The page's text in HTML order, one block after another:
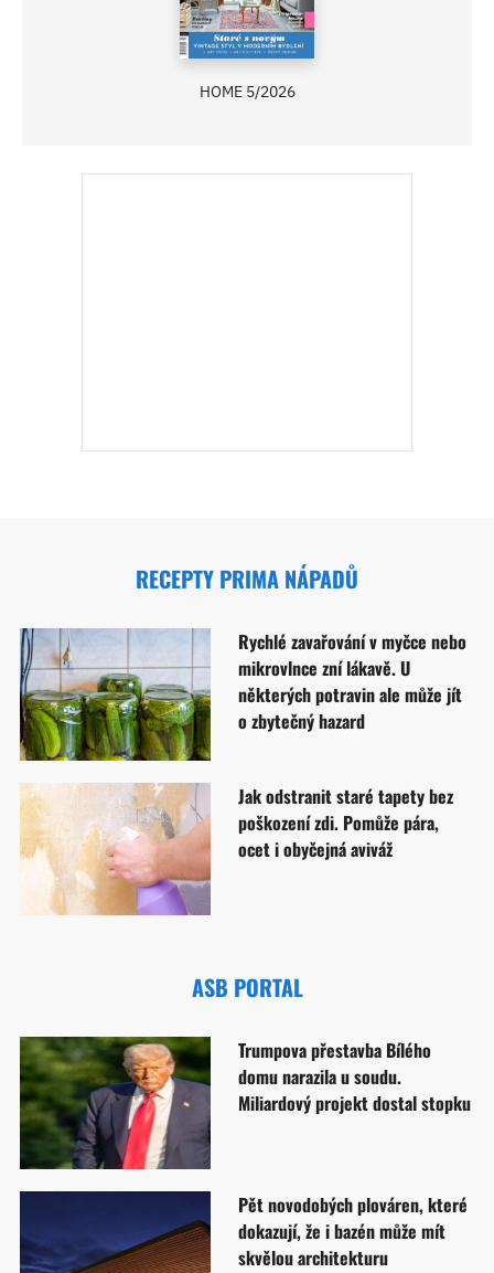
HOME 5/2026
RECEPTY PRIMA NÁPADŮ
Rychlé zavařování v myčce nebo
mikrovlnce zní lákavě. U
některých potravin ale může jít
o zbytečný hazard
Jak odstranit staré tapety bez
poškození zdi. Pomůže pára,
ocet i obyčejná aviváž
ASB PORTAL
Trumpova přestavba Bílého
domu narazila u soudu.
Miliardový projekt dostal stopku
Pět novodobých plováren, které
dokazují, že i bazén může mít
skvělou architekturu